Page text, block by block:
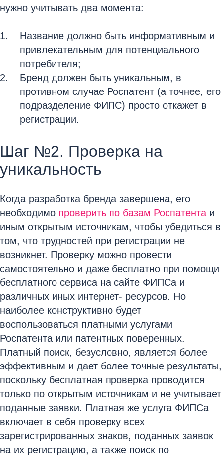
нужно учитывать два момента:
Название должно быть информативным и
привлекательным для потенциального
потребителя;
Бренд должен быть уникальным, в
противном случае Роспатент (а точнее, его
подразделение ФИПС) просто откажет в
регистрации.
Шаг №2. Проверка на
уникальность
Когда разработка бренда завершена, его
необходимо проверить по базам Роспатента и
иным открытым источникам, чтобы убедиться в
том, что трудностей при регистрации не
возникнет. Проверку можно провести
самостоятельно и даже бесплатно при помощи
бесплатного сервиса на сайте ФИПСа и
различных иных интернет- ресурсов. Но
наиболее конструктивно будет
воспользоваться платными услугами
Роспатента или патентных поверенных.
Платный поиск, безусловно, является более
эффективным и дает более точные результаты,
поскольку бесплатная проверка проводится
только по открытым источникам и не учитывает
поданные заявки. Платная же услуга ФИПСа
включает в себя проверку всех
зарегистрированных знаков, поданных заявок
на их регистрацию, а также поиск по